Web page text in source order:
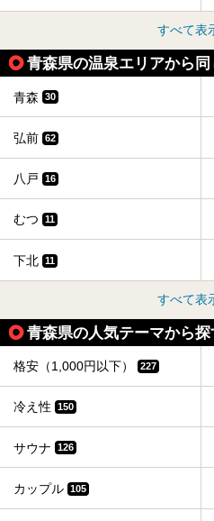
すべて表
青森県の温泉エリアから
青森 30
弘前 62
八戸 16
むつ 11
下北 11
すべて表
青森県の人気テーマから探
格安（1,000円以下） 227
冷え性 150
サウナ 126
カップル 105